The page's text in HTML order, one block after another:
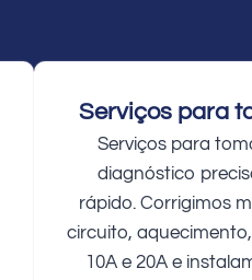
Serviços para
Serviços para
diagnóstico
rápido. Corrigimos
circuito,
10A e 20A e